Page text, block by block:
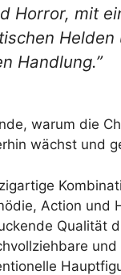
Horror, mit
Helden
Handlung.”
warum die
wächst und
Action und
Qualität
und